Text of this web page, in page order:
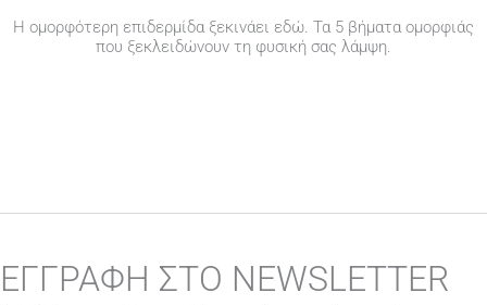
Η ομορφότερη επιδερμίδα ξεκινάει εδώ. Τα 5 βήματα ομορφιάς
που ξεκλειδώνουν τη φυσική σας λάμψη.
ΕΓΓΡΑΦΗ ΣΤΟ NEWSLETTER